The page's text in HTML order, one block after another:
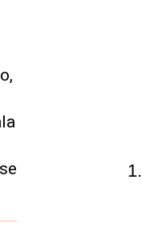
1.